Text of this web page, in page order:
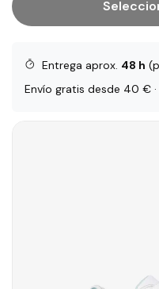
Entrega aprox. 48 h
Envío gratis desde 40 € ·